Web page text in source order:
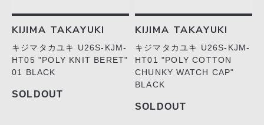
KIJIMA TAKAYUKI
キジマタカユキ U26S-KJM-
HT05 "POLY KNIT BERET"
01 BLACK
SOLDOUT
KIJIMA TAKAYUKI
キジマタカユキ U26S-KJM-
HT01 "POLY COTTON
CHUNKY WATCH CAP"
BLACK
SOLDOUT